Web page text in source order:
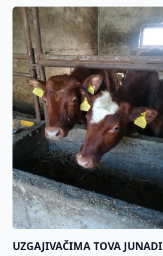
UZGAJIVAČIMA TOVA JUNADI